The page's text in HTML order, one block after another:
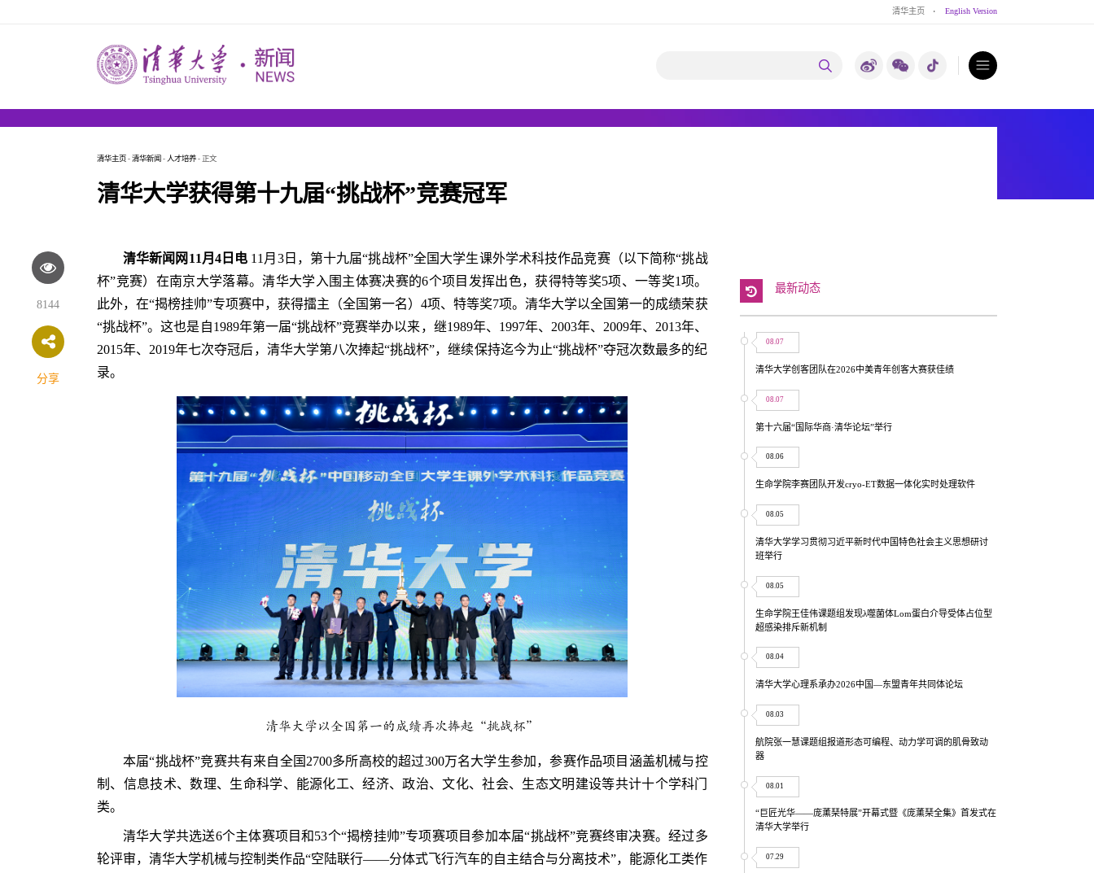
清华主页 · English Version
清华主页 - 清华新闻 - 人才培养 - 正文
清华大学获得第十九届“挑战杯”竞赛冠军
8144
分享
清华新闻网11月4日电 11月3日，第十九届“挑战杯”全国大学生课外学术科技作品竞赛（以下简称“挑战
杯”竞赛）在南京大学落幕。清华大学入围主体赛决赛的6个项目发挥出色，获得特等奖5项、一等奖1项。
此外，在“揭榜挂帅”专项赛中，获得擂主（全国第一名）4项、特等奖7项。清华大学以全国第一的成绩荣获
“挑战杯”。这也是自1989年第一届“挑战杯”竞赛举办以来，继1989年、1997年、2003年、2009年、2013年、
2015年、2019年七次夺冠后，清华大学第八次捧起“挑战杯”，继续保持迄今为止“挑战杯”夺冠次数最多的纪
录。
清华大学以全国第一的成绩再次捧起 “挑战杯”
本届“挑战杯”竞赛共有来自全国2700多所高校的超过300万名大学生参加，参赛作品项目涵盖机械与控
制、信息技术、数理、生命科学、能源化工、经济、政治、文化、社会、生态文明建设等共计十个学科门
类。
清华大学共选送6个主体赛项目和53个“揭榜挂帅”专项赛项目参加本届“挑战杯”竞赛终审决赛。经过多
轮评审，清华大学机械与控制类作品“空陆联行——分体式飞行汽车的自主结合与分离技术”，能源化工类作
最新动态
08.07
清华大学创客团队在2026中美青年创客大赛获佳绩
08.07
第十六届“国际华商·清华论坛”举行
08.06
生命学院李赛团队开发cryo-ET数据一体化实时处理软件
08.05
清华大学学习贯彻习近平新时代中国特色社会主义思想研讨
班举行
08.05
生命学院王佳伟课题组发现λ噬菌体Lom蛋白介导受体占位型
超感染排斥新机制
08.04
清华大学心理系承办2026中国—东盟青年共同体论坛
08.03
航院张一慧课题组报道形态可编程、动力学可调的肌骨致动
器
08.01
“巨匠光华——庞薰琹特展”开幕式暨《庞薰琹全集》首发式在
清华大学举行
07.29